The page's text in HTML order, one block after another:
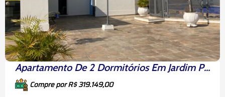
Apartamento De 2 Dormitórios Em Jardim Pinheiros
Compre por R$ 319.149,00